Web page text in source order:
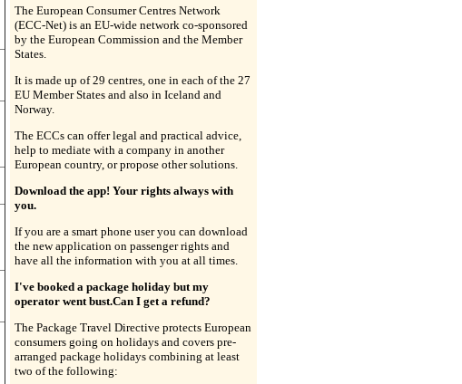
The European Consumer Centres Network
(ECC-Net) is an EU-wide network co-sponsored
by the European Commission and the Member
States.
It is made up of 29 centres, one in each of the 27
EU Member States and also in Iceland and
Norway.
The ECCs can offer legal and practical advice,
help to mediate with a company in another
European country, or propose other solutions.
Download the app! Your rights always with
you.
If you are a smart phone user you can download
the new application on passenger rights and
have all the information with you at all times.
I've booked a package holiday but my
operator went bust.Can I get a refund?
The Package Travel Directive protects European
consumers going on holidays and covers pre-
arranged package holidays combining at least
two of the following: